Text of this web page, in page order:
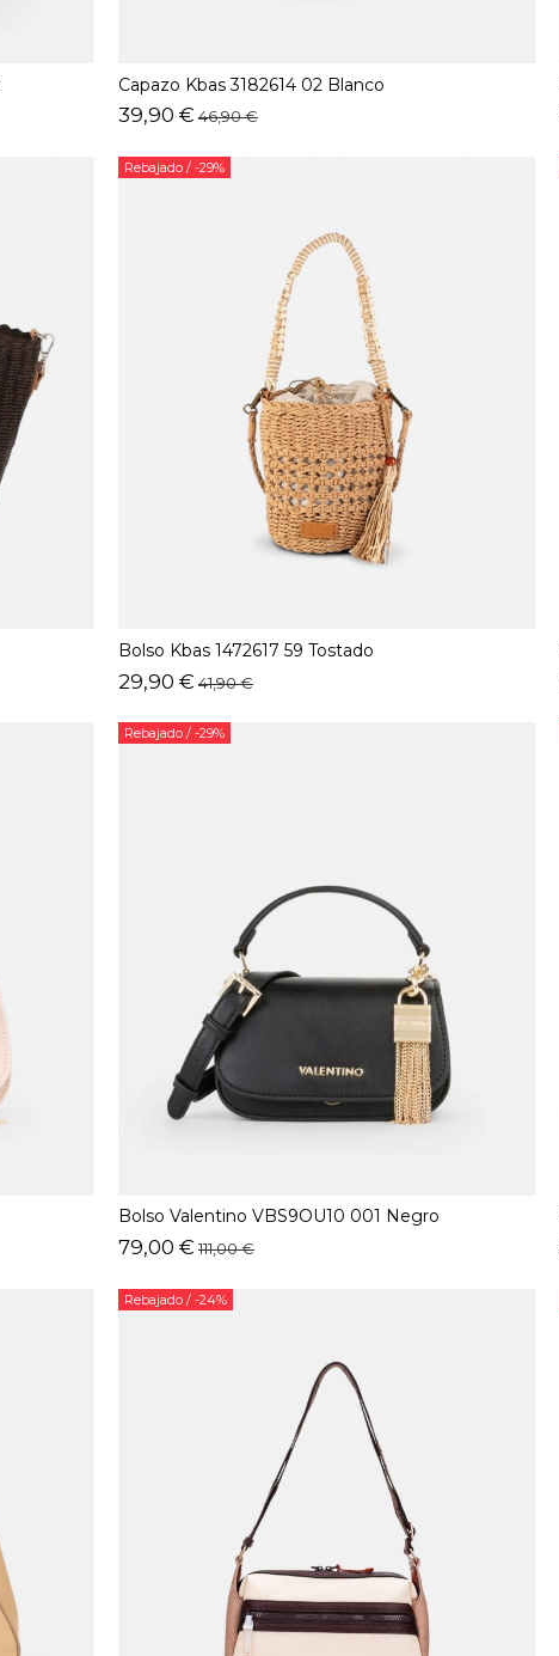
Capazo Kbas 3182614 02 Blanco
39,90 € 46,90 €
Rebajado / -29%
Bolso Kbas 1472617 59 Tostado
29,90 € 41,90 €
Rebajado / -29%
Bolso Valentino VBS9OU10 001 Negro
79,00 € 111,00 €
Rebajado / -24%